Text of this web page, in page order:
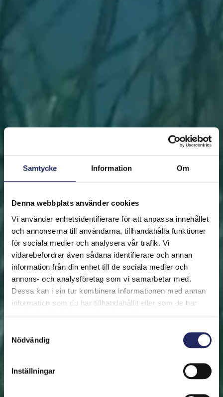
Samtycke Information Om
Denna webbplats använder cookies
Vi använder enhetsidentifierare för att anpassa innehållet
och annonserna till användarna, tillhandahålla funktioner
för sociala medier och analysera vår trafik. Vi
vidarebefordrar även sådana identifierare och annan
information från din enhet till de sociala medier och
annons- och analysföretag som vi samarbetar med.
Dessa kan i sin tur kombinera informationen med annan
information som du har tillhandahållit eller som de har
Nödvändig
Inställningar
FRAMSIDAN HJÄLP ÖSTERSJÖN RÄDDA EN BIT
Rädda en bit
Hjälp oss att rädda Östersjön. Du kan också ge den
räddade biten som en present. En bit av Östersjön är